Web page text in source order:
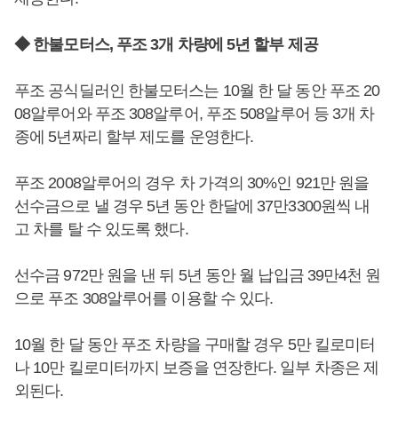
◆ 한불모터스, 푸조 3개 차량에 5년 할부 제공
푸조 공식딜러인 한불모터스는 10월 한 달 동안 푸조 20
08알루어와 푸조 308알루어, 푸조 508알루어 등 3개 차
종에 5년짜리 할부 제도를 운영한다.
푸조 2008알루어의 경우 차 가격의 30%인 921만 원을
선수금으로 낼 경우 5년 동안 한달에 37만3300원씩 내
고 차를 탈 수 있도록 했다.
선수금 972만 원을 낸 뒤 5년 동안 월 납입금 39만4천 원
으로 푸조 308알루어를 이용할 수 있다.
10월 한 달 동안 푸조 차량을 구매할 경우 5만 킬로미터
나 10만 킬로미터까지 보증을 연장한다. 일부 차종은 제
외된다.